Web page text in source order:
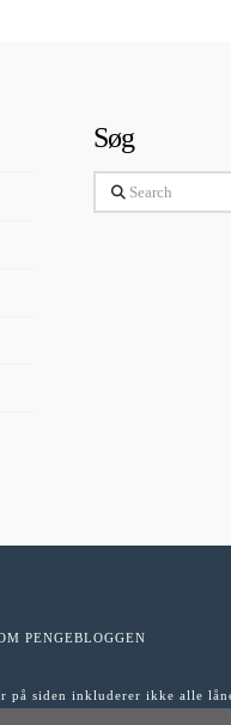
Søg
Search
PENGEBLOGGEN
siden inkluderer ikke alle